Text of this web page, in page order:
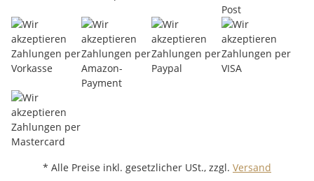
* Alle Preise inkl. gesetzlicher USt., zzgl. Versand